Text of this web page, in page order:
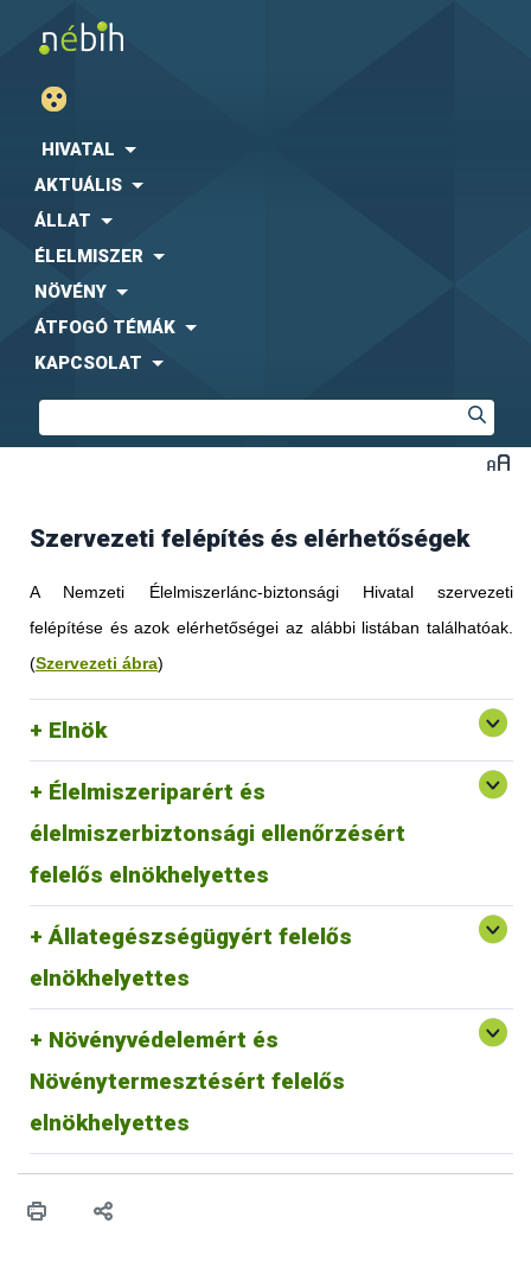
HIVATAL
AKTUÁLIS
ÁLLAT
ÉLELMISZER
NÖVÉNY
ÁTFOGÓ TÉMÁK
KAPCSOLAT
Szervezeti felépítés és elérhetőségek
A Nemzeti Élelmiszerlánc-biztonsági Hivatal szervezeti
felépítése és azok elérhetőségei az alábbi listában találhatóak.
(Szervezeti ábra)
Elnök
Élelmiszeriparért és
élelmiszerbiztonsági ellenőrzésért
felelős elnökhelyettes
Állategészségügyért felelős
elnökhelyettes
Növényvédelemért és
Növénytermesztésért felelős
elnökhelyettes